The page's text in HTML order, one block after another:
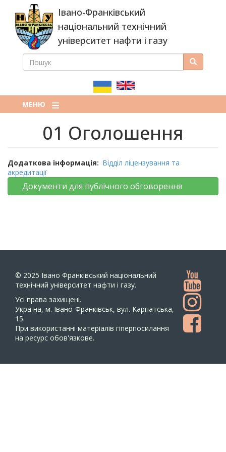
основного
вмісту
Івано-Франківський
національний технічний
університет нафти і газу
ПОШУКОВА
ПОШУК Пошук
МЕНЮ
01 Оголошення
Додаткова інформація
Відділ ліцензування та
акредитації
Документи для публічного обговорення
© 2025 Івано Франківський національний
технічний університет нафти і газу.
Усi права захищенi.
Україна, м. Івано-Франківськ, вул. Карпатська,
15.
При використанні матеріалів гіперпосилання
на ресурс обов'язкове.